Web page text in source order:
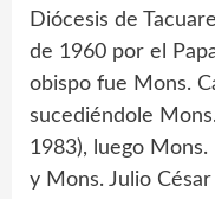
Diócesis de
de 1960 por el
obispo fue Mons.
sucediéndole
1983), luego
y Mons. Julio